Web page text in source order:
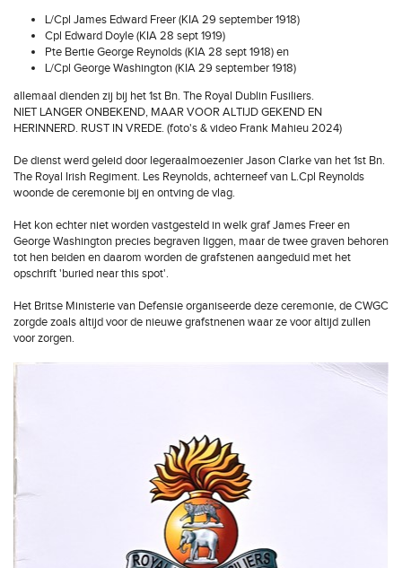
L/Cpl James Edward Freer (KIA 29 september 1918)
Cpl Edward Doyle (KIA 28 sept 1919)
Pte Bertie George Reynolds (KIA 28 sept 1918) en
L/Cpl George Washington (KIA 29 september 1918)
allemaal dienden zij bij het 1st Bn. The Royal Dublin Fusiliers.
NIET LANGER ONBEKEND, MAAR VOOR ALTIJD GEKEND EN
HERINNERD. RUST IN VREDE. (foto's & video Frank Mahieu 2024)
De dienst werd geleid door legeraalmoezenier Jason Clarke van het 1st Bn.
The Royal Irish Regiment. Les Reynolds, achterneef van L.Cpl Reynolds
woonde de ceremonie bij en ontving de vlag.
Het kon echter niet worden vastgesteld in welk graf James Freer en
George Washington precies begraven liggen, maar de twee graven behoren
tot hen beiden en daarom worden de grafstenen aangeduid met het
opschrift 'buried near this spot'.
Het Britse Ministerie van Defensie organiseerde deze ceremonie, de CWGC
zorgde zoals altijd voor de nieuwe grafstnenen waar ze voor altijd zullen
voor zorgen.